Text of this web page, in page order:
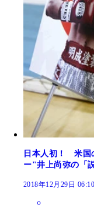
日本人初！ 米国
ー"井上尚弥の「
2018年12月29日 06:10